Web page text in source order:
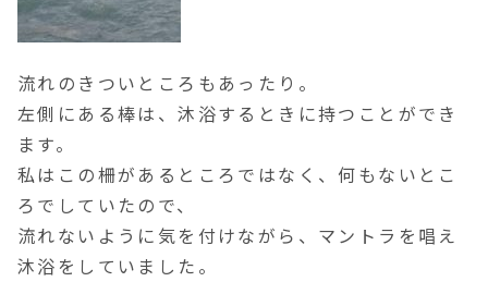
流れのきついところもあったり。
左側にある棒は、沐浴するときに持つことができ
ます。
私はこの柵があるところではなく、何もないとこ
ろでしていたので、
流れないように気を付けながら、マントラを唱え
沐浴をしていました。